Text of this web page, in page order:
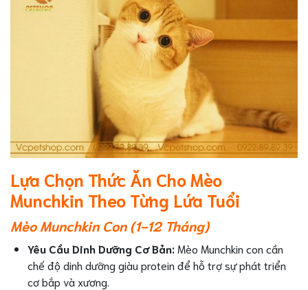
Lựa Chọn Thức Ăn Cho Mèo
Munchkin Theo Từng Lứa Tuổi
Mèo Munchkin Con (1-12 Tháng)
Yêu Cầu Dinh Dưỡng Cơ Bản: Mèo Munchkin con cần
chế độ dinh dưỡng giàu protein để hỗ trợ sự phát triển
cơ bắp và xương.